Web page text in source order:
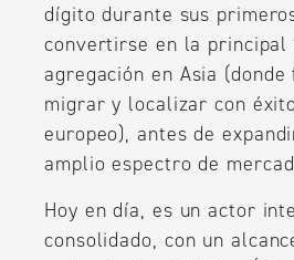
dígito durante sus
convertirse en la principal
agregación en Asia
migrar y localizar con
europeo), antes de
amplio espectro de
Hoy en día, es un actor
consolidado, con un